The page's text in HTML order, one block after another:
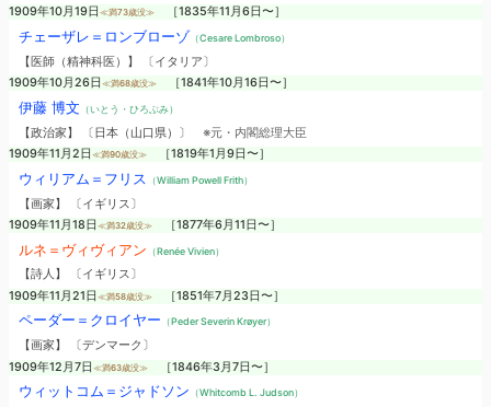
1909年10月19日 ≪満73歳没≫ ［1835年11月6日〜］
チェーザレ＝ロンブローゾ （Cesare Lombroso）
【医師（精神科医）】 〔イタリア〕
1909年10月26日 ≪満68歳没≫ ［1841年10月16日〜］
伊藤 博文 （いとう・ひろぶみ）
【政治家】 〔日本（山口県）〕 ※元・内閣総理大臣
1909年11月2日 ≪満90歳没≫ ［1819年1月9日〜］
ウィリアム＝フリス （William Powell Frith）
【画家】 〔イギリス〕
1909年11月18日 ≪満32歳没≫ ［1877年6月11日〜］
ルネ＝ヴィヴィアン （Renée Vivien）
【詩人】 〔イギリス〕
1909年11月21日 ≪満58歳没≫ ［1851年7月23日〜］
ペーダー＝クロイヤー （Peder Severin Krøyer）
【画家】 〔デンマーク〕
1909年12月7日 ≪満63歳没≫ ［1846年3月7日〜］
ウィットコム＝ジャドソン （Whitcomb L. Judson）